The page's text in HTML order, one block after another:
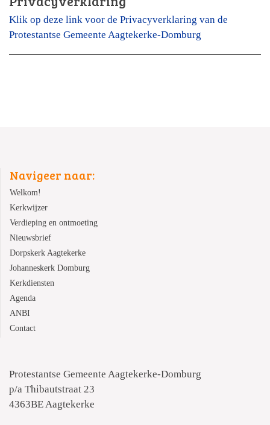
Klik op deze link voor de Privacyverklaring van de
Protestantse Gemeente Aagtekerke-Domburg
Navigeer naar:
Welkom!
Kerkwijzer
Verdieping en ontmoeting
Nieuwsbrief
Dorpskerk Aagtekerke
Johanneskerk Domburg
Kerkdiensten
Agenda
ANBI
Contact
Protestantse Gemeente Aagtekerke-Domburg
p/a Thibautstraat 23
4363BE Aagtekerke